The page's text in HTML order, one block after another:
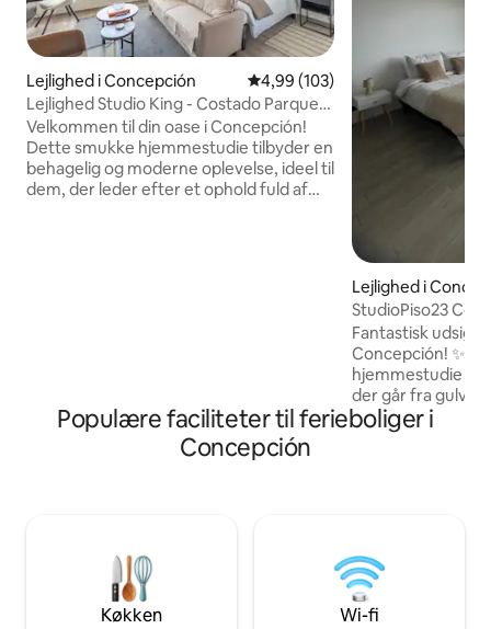
Lejlighed i Concepción 4,99 ud af 5 i gennemsnitlig
4,99 (103)
Lejlighed Studio King - Costado Parque
Ecuador
Velkommen til din oase i Concepción!
Dette smukke hjemmestudie tilbyder en
behagelig og moderne oplevelse, ideel til
dem, der leder efter et ophold fuld af
Lejlighed i
StudioPiso23
Alt i gåafstand
Fantastisk udsigt
Concepción! ✨
hjemmestudie på
der går fra gulv til
uovertruffen
hele byen. 🏙️
Servicetrin
Din urbane oase
venter på dig.
Populære faciliteter til ferieboliger i
Concepción
Køkken Wi-fi